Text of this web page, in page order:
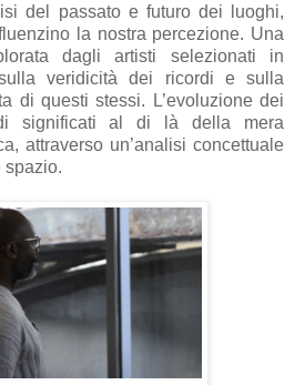
del passato e futuro dei luoghi,
la nostra percezione. Una
dagli artisti selezionati in
veridicità dei ricordi e sulla
di questi stessi. L’evoluzione dei
significati al di là della mera
attraverso un’analisi concettuale
spazio.